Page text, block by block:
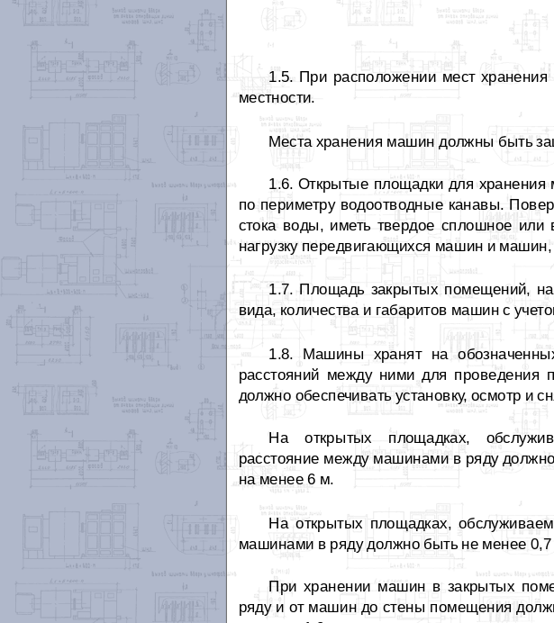
1.5. При расположении мест
местности.
Места хранения машин должны быть
1.6. Открытые площадки для
по периметру водоотводные канавы.
стока воды, иметь твердое сплошное
нагрузку передвигающихся машин и
1.7. Площадь закрытых помещений,
вида, количества и габаритов машин с
1.8. Машины хранят на
расстояний между ними для проведения
должно обеспечивать установку, осмотр и
На открытых площадках,
расстояние между машинами в ряду
на менее 6 м.
На открытых площадках,
машинами в ряду должно быть не менее
При хранении машин в закрытых
ряду и от машин до стены помещения